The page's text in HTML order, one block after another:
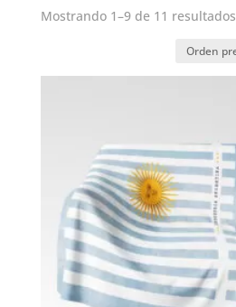
Mostrando 1–9 de 11 resultados